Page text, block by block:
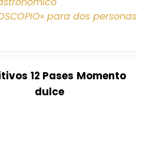
para dos personas
12 Pases Momento
dulce